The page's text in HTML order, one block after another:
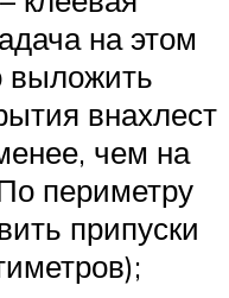
на этом
выложить
внахлест
чем на
периметру
припуски